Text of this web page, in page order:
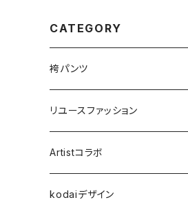
CATEGORY
袴パンツ
リユースファッション
Artistコラボ
kodaiデザイン